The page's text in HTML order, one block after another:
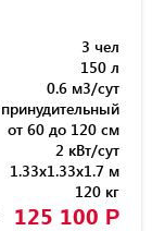
3 чел
150 л
0.6 м3/сут
принудительный
от 60 до 120 см
2 кВт/сут
1.33x1.33x1.7 м
120 кг
125 100 Р